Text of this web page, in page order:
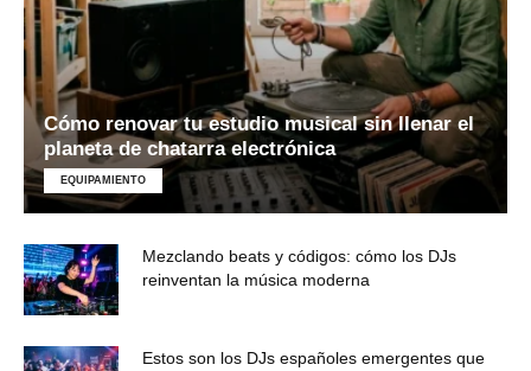
Cómo renovar tu estudio musical sin llenar el
planeta de chatarra electrónica
EQUIPAMIENTO
Mezclando beats y códigos: cómo los DJs
reinventan la música moderna
Estos son los DJs españoles emergentes que